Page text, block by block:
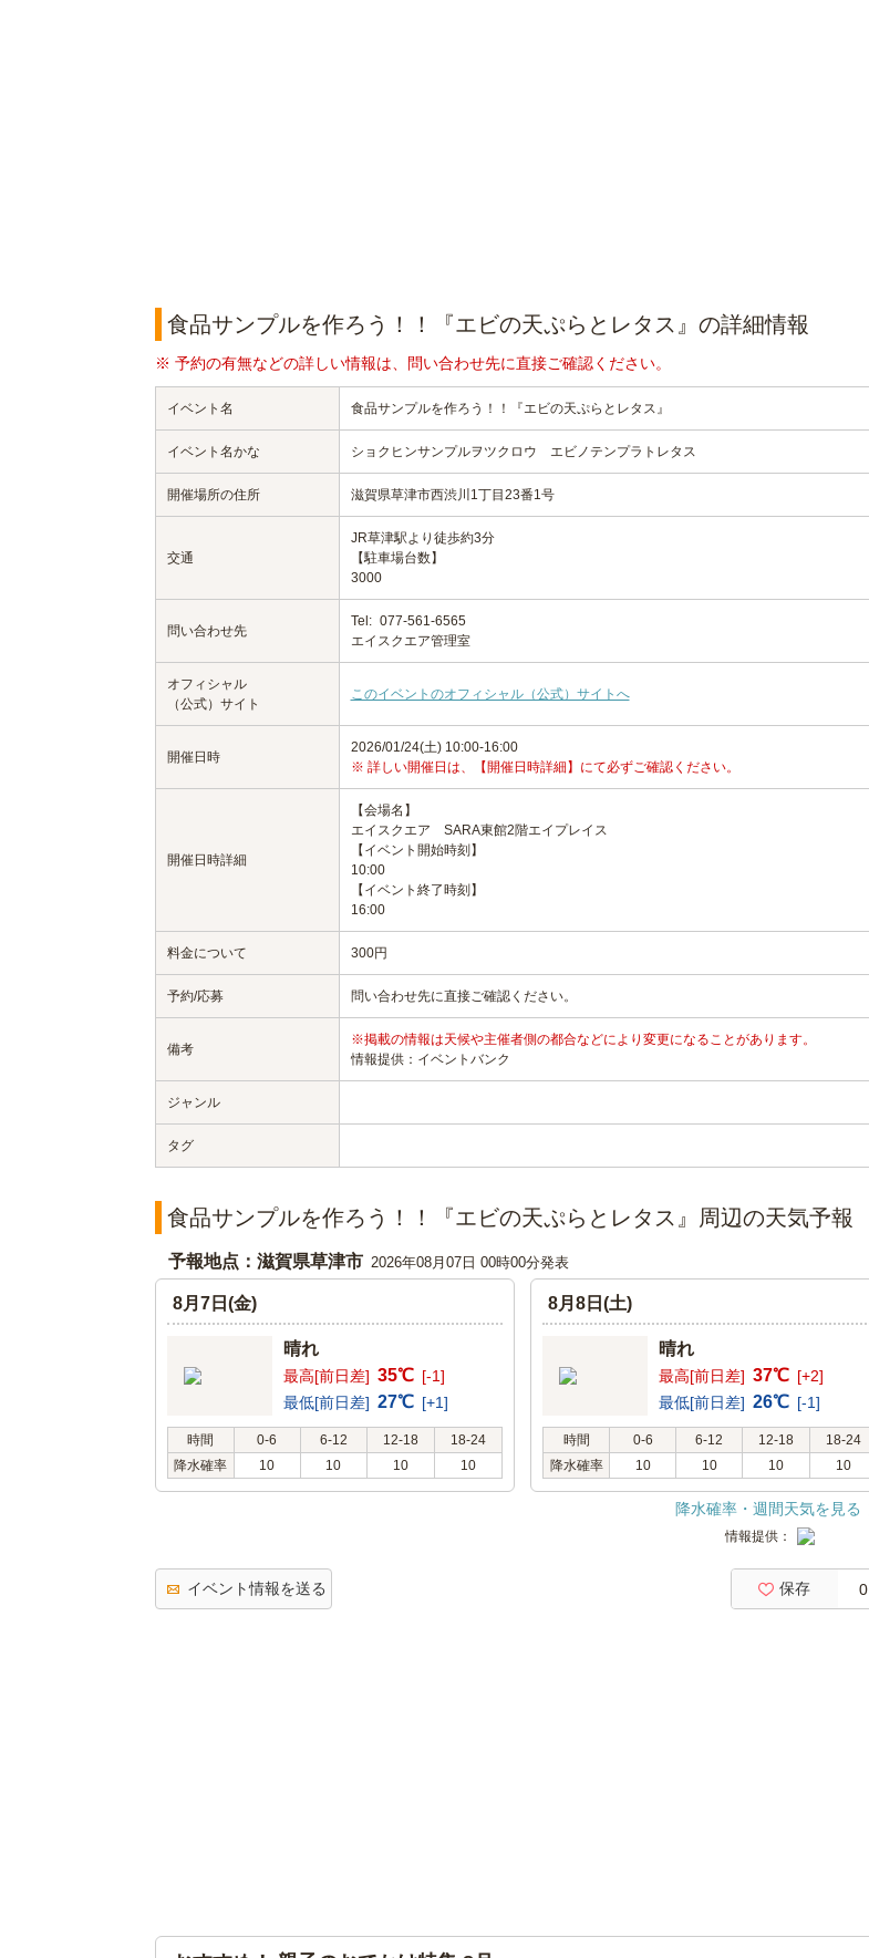
食品サンプルを作ろう！！『エビの天ぷらとレタス』の詳細情報
※ 予約の有無などの詳しい情報は、問い合わせ先に直接ご確認ください。
イベント名 食品サンプルを作ろう！！『エビの天ぷらとレタス』
イベント名かな ショクヒンサンプルヲツクロウ エビノテンプラトレタス
開催場所の住所 滋賀県草津市西渋川1丁目23番1号
交通
JR草津駅より徒歩約3分
【駐車場台数】
3000
問い合わせ先
Tel: 077-561-6565
エイスクエア管理室
オフィシャル
（公式）サイト
このイベントのオフィシャル（公式）サイトへ
開催日時
2026/01/24(土) 10:00-16:00
※ 詳しい開催日は、【開催日時詳細】にて必ずご確認ください。
開催日時詳細
【会場名】
エイスクエア SARA東館2階エイプレイス
【イベント開始時刻】
10:00
【イベント終了時刻】
16:00
料金について 300円
予約/応募 問い合わせ先に直接ご確認ください。
備考
※掲載の情報は天候や主催者側の都合などにより変更になることがあります。
情報提供：イベントバンク
ジャンル
タグ
食品サンプルを作ろう！！『エビの天ぷらとレタス』周辺の天気予報
予報地点：滋賀県草津市 2026年08月07日 00時00分発表
8月7日(金)
晴れ
最高[前日差] 35℃ [-1]
最低[前日差] 27℃ [+1]
時間 0-6 6-12 12-18
18-24
降水確率
10 10 10 10
8月8日(土)
晴れ
最高[前日差] 37℃ [+2]
最低[前日差] 26℃ [-1]
時間 0-6 6-12 12-18
18-24
降水確率
10 10 10 10
降水確率・週間天気を見る
情報提供：
イベント情報を送る 保存 0